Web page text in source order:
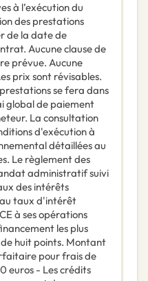
à l’exécution du
des prestations
de la date de
Aucune clause de
prévue. Aucune
prix sont révisables.
se fera dans
global de paiement
La consultation
d'exécution à
détaillées au
Le règlement des
administratif suivi
des intérêts
taux d'intérêt
à ses opérations
les plus
huit points. Montant
pour frais de
euros - Les crédits